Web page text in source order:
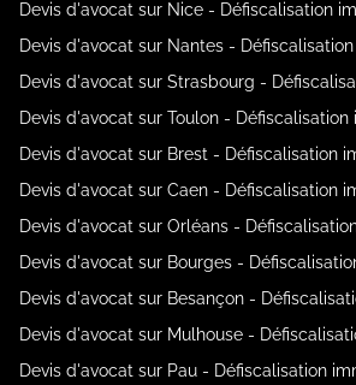
Devis d'avocat sur Nice - Défiscalisation
Devis d'avocat sur Nantes -
Devis d'avocat sur Strasbourg -
Devis d'avocat sur Toulon -
Devis d'avocat sur Brest - Défiscalisation
Devis d'avocat sur Caen - Défiscalisation
Devis d'avocat sur Orléans -
Devis d'avocat sur Bourges -
Devis d'avocat sur Besançon -
Devis d'avocat sur Mulhouse -
Devis d'avocat sur Pau - Défiscalisation